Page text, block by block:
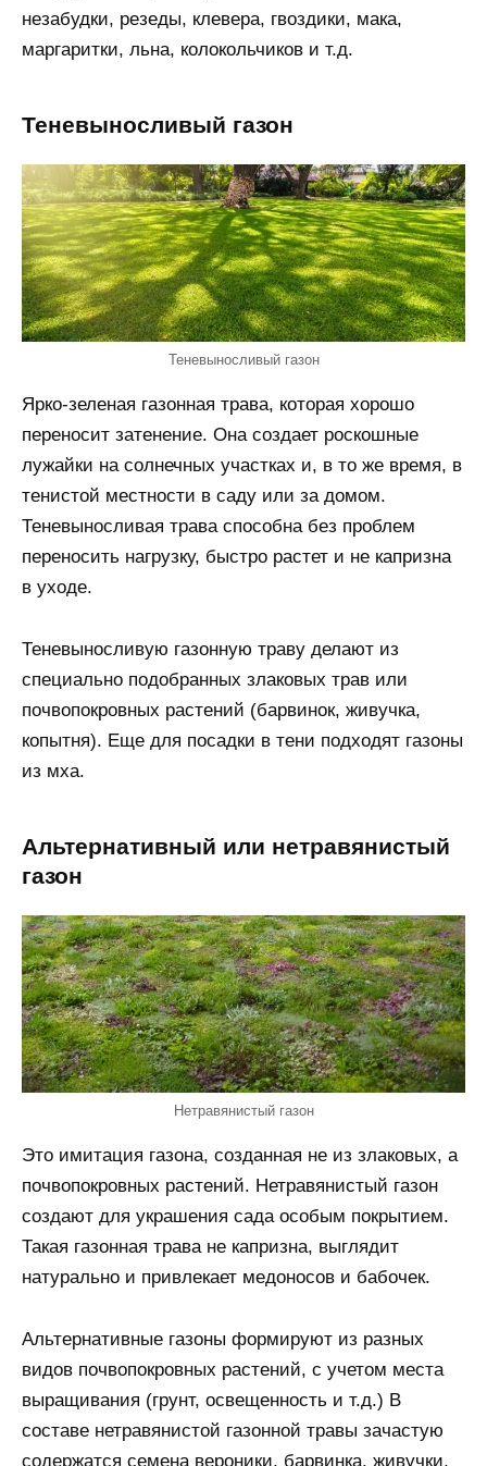
незабудки, резеды, клевера, гвоздики, мака,
маргаритки, льна, колокольчиков и т.д.
Теневыносливый газон
Теневыносливый газон
Ярко-зеленая газонная трава, которая хорошо
переносит затенение. Она создает роскошные
лужайки на солнечных участках и, в то же время, в
тенистой местности в саду или за домом.
Теневыносливая трава способна без проблем
переносить нагрузку, быстро растет и не капризна
в уходе.
Теневыносливую газонную траву делают из
специально подобранных злаковых трав или
почвопокровных растений (барвинок, живучка,
копытня). Еще для посадки в тени подходят газоны
из мха.
Альтернативный или нетравянистый
газон
Нетравянистый газон
Это имитация газона, созданная не из злаковых, а
почвопокровных растений. Нетравянистый газон
создают для украшения сада особым покрытием.
Такая газонная трава не капризна, выглядит
натурально и привлекает медоносов и бабочек.
Альтернативные газоны формируют из разных
видов почвопокровных растений, с учетом места
выращивания (грунт, освещенность и т.д.) В
составе нетравянистой газонной травы зачастую
содержатся семена вероники, барвинка, живучки,